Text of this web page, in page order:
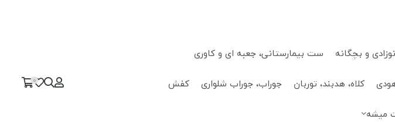
و بچگانه
ست بیمارستانی، جعبه ای و کاوری
کلاه، هدبند، توربان جوراب، جوراب شلواری
کفش
میشه
0